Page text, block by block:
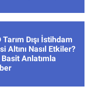
Tarım Dışı İstihdam
Altını Nasıl Etkiler?
Anlatımla